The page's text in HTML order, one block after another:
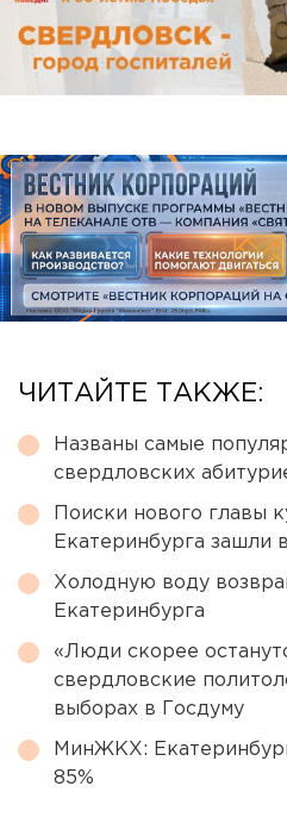
ЧИТАЙТЕ ТАКЖЕ:
Названы самые
свердловских
Поиски нового главы
Екатеринбурга зашли
Холодную воду
Екатеринбурга
«Люди скорее
свердловские
выборах в Госдуму
МинЖКХ:
85%